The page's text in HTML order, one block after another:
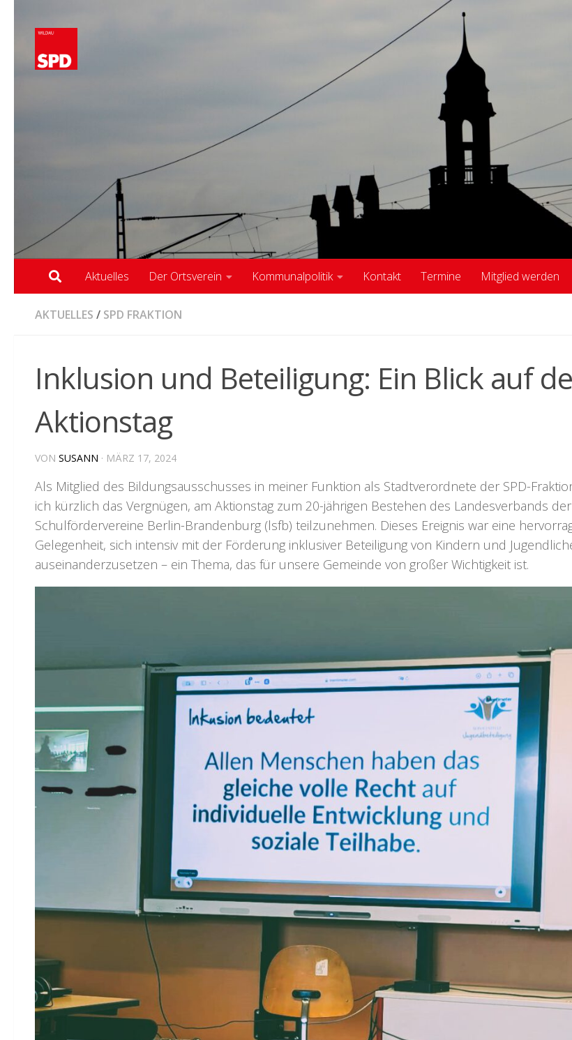
Aktuelles Der Ortsverein Kommunalpolitik Kontakt Termine Mitglied werden
AKTUELLES / SPD FRAKTION
Inklusion und Beteiligung: Ein Blick auf
Aktionstag
VON SUSANN · MÄRZ 17, 2024
Als Mitglied des Bildungsausschusses in meiner Funktion als Stadtverordnete der SPD-
ich kürzlich das Vergnügen, am Aktionstag zum 20-jährigen Bestehen des Landesverbands
Schulfördervereine Berlin-Brandenburg (lsfb) teilzunehmen. Dieses Ereignis war eine
Gelegenheit, sich intensiv mit der Förderung inklusiver Beteiligung von Kindern und
auseinanderzusetzen – ein Thema, das für unsere Gemeinde von großer Wichtigkeit ist.